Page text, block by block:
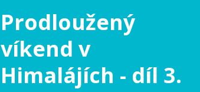
Prodloužený
víkend v
Himalájích - díl 3.